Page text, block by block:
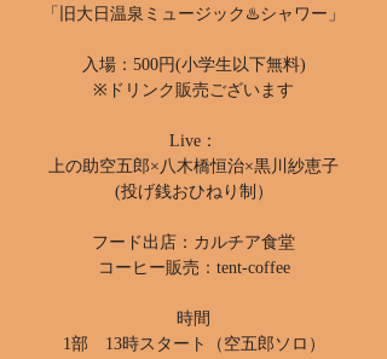
「旧大日温泉ミュージック♨️シャワー」
入場：500円(小学生以下無料)
※ドリンク販売ございます
Live：
上の助空五郎×八木橋恒治×黒川紗恵子
(投げ銭おひねり制）
フード出店：カルチア食堂
コーヒー販売：tent-coffee
時間
1部 13時スタート（空五郎ソロ）